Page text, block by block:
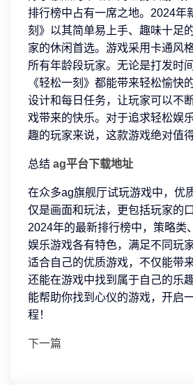
排行榜中占有一席之地。2024年
刻》以其简单易上手、趣味十足
家的休闲首选。游戏采用卡通风
所有年龄段玩家。无论是打发时
《轻松一刻》都能带来轻松愉快
设计和每日任务，让玩家可以不
戏带来的快乐。对于追求轻松娱
趣的玩家来说，这款游戏绝对值得
总结 ag平台下载地址
在众多ag旗舰厅试玩游戏中，优
仅是画面和玩法，更包括玩家的
2024年的最新排行榜中，策略类
娱乐游戏各有特色，满足不同玩
适合自己的优质游戏，不仅能带
还能在游戏中找到属于自己的乐
能帮助你找到心仪的游戏，开启
程！
下一篇